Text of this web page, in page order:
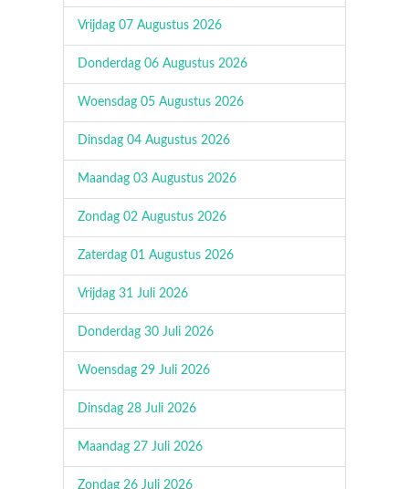
Vrijdag 07 Augustus 2026
Donderdag 06 Augustus 2026
Woensdag 05 Augustus 2026
Dinsdag 04 Augustus 2026
Maandag 03 Augustus 2026
Zondag 02 Augustus 2026
Zaterdag 01 Augustus 2026
Vrijdag 31 Juli 2026
Donderdag 30 Juli 2026
Woensdag 29 Juli 2026
Dinsdag 28 Juli 2026
Maandag 27 Juli 2026
Zondag 26 Juli 2026